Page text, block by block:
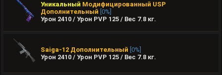
Уникальный Модифицированный USP
Дополнительный [0%]
Урон 2410 / Урон PVP 125 / Вес 7.8 кг.
Saiga-12 Дополнительный [0%]
Урон 2410 / Урон PVP 125 / Вес 7.8 кг.